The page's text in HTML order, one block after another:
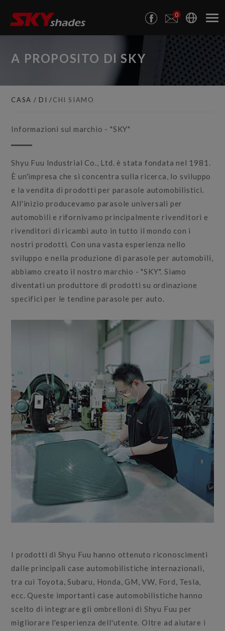
0
A PROPOSITO DI SKY
CASA DI CHI SIAMO
Informazioni sul marchio - "SKY"
Shyu Fuu Industrial Co., Ltd. è stata fondata nel 1981.
È un'impresa che si concentra sulla ricerca, lo sviluppo
e la vendita di prodotti per parasole automobilistici.
All'inizio producevamo parasole universali per
automobili e rifornivamo principalmente rivenditori e
rivenditori di ricambi auto in tutto il mondo con i
nostri prodotti. Con una vasta esperienza nello
sviluppo e nella produzione di parasole per automobili,
abbiamo creato il nostro marchio - "SKY". Siamo
diventati un produttore di prodotti su ordinazione
specifici per le tendine parasole per auto.
I prodotti di Shyu Fuu hanno ottenuto riconoscimenti
dalle principali case automobilistiche internazionali,
tra cui Toyota, Subaru, Honda, GM, VW, Ford, Tesla,
ecc. Queste importanti case automobilistiche hanno
scelto di integrare gli ombrelloni di Shyu Fuu per
migliorare l'esperienza dell'utente. Oltre ad aiutare i